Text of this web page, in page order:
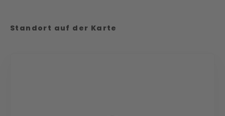
Standort auf der Karte